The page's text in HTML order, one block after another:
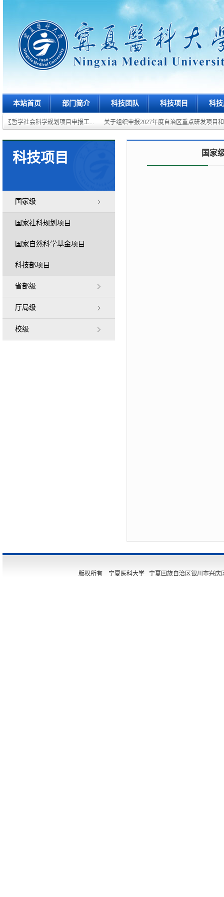
本站首页 部门简介 科技团队 科技项目 科
区哲学社会科学规划项目申报工... 关于组织申报2027年度自治区重点研发项目和
科技项目
国家级
国家社科规划项目
国家自然科学基金项目
科技部项目
省部级
厅局级
校级
国家
版权所有 宁夏医科大学 宁夏回族自治区银川市兴庆